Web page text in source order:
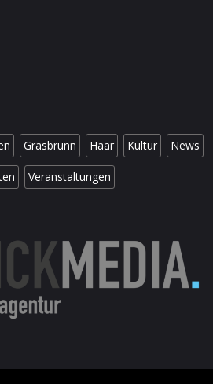
Grasbrunn Haar Kultur News
Veranstaltungen